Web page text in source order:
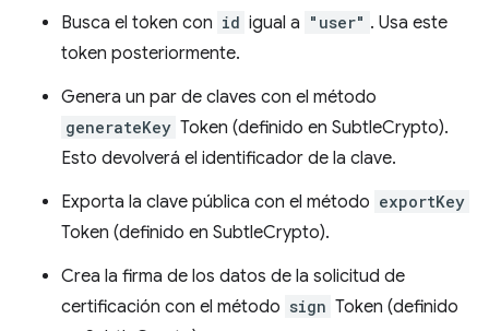
Busca el token con id igual a "user" . Usa este
token posteriormente.
Genera un par de claves con el método
generateKey Token (definido en SubtleCrypto).
Esto devolverá el identificador de la clave.
Exporta la clave pública con el método exportKey
Token (definido en SubtleCrypto).
Crea la firma de los datos de la solicitud de
certificación con el método sign Token (definido